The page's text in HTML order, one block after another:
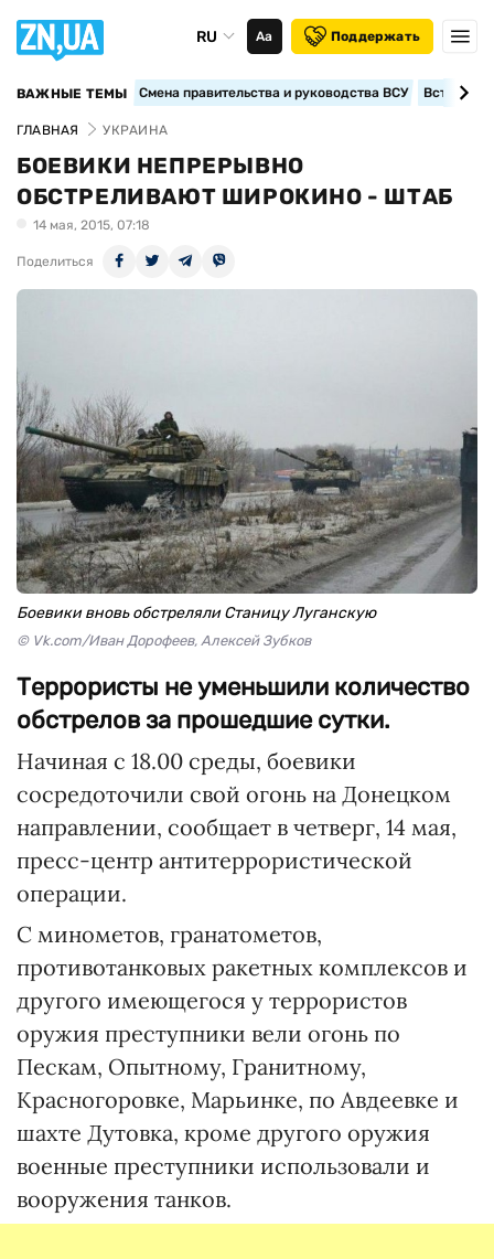
RU Аа Поддержать
ВАЖНЫЕ ТЕМЫ Смена правительства и руководства ВСУ
ГЛАВНАЯ УКРАИНА
БОЕВИКИ НЕПРЕРЫВНО
ОБСТРЕЛИВАЮТ ШИРОКИНО - ШТАБ
14 мая, 2015, 07:18
Поделиться
Боевики вновь обстреляли Станицу Луганскую
© Vk.com/Иван Дорофеев, Алексей Зубков
Террористы не уменьшили количество
обстрелов за прошедшие сутки.
Начиная с 18.00 среды, боевики
сосредоточили свой огонь на Донецком
направлении, сообщает в четверг, 14 мая,
пресс-центр антитеррористической
операции.
С минометов, гранатометов,
противотанковых ракетных комплексов и
другого имеющегося у террористов
оружия преступники вели огонь по
Пескам, Опытному, Гранитному,
Красногоровке, Марьинке, по Авдеевке и
шахте Дутовка, кроме другого оружия
военные преступники использовали и
вооружения танков.